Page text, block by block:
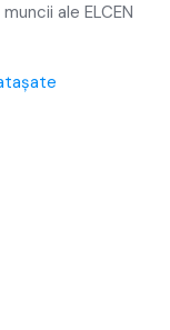
ale ELCEN